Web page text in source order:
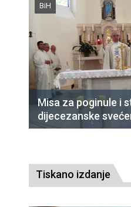
BiH
Misa za poginule i
dijecezanske
Tiskano izdanje